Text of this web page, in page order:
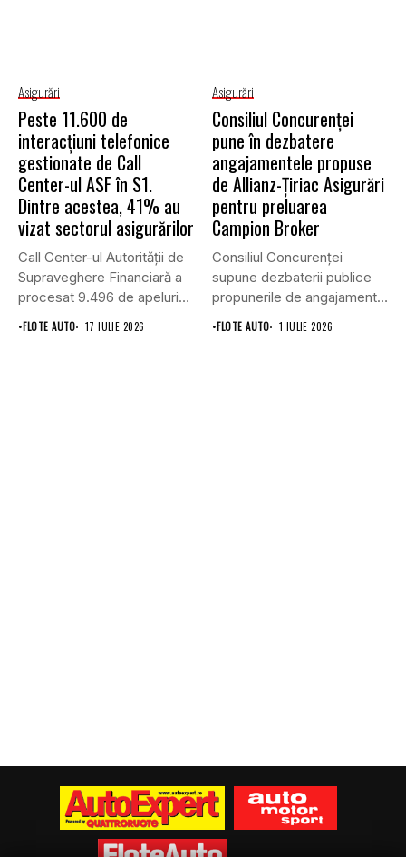
Asigurări
Peste 11.600 de
interacțiuni telefonice
gestionate de Call
Center-ul ASF în S1.
Dintre acestea, 41% au
vizat sectorul asigurărilor
Call Center-ul Autorității de
Supraveghere Financiară a
procesat 9.496 de apeluri
primite...
•FLOTE AUTO 17 IULIE 2026
Asigurări
Consiliul Concurenţei
pune în dezbatere
angajamentele propuse
de Allianz-Ţiriac Asigurări
pentru preluarea
Campion Broker
Consiliul Concurenţei
supune dezbaterii publice
propunerile de angajamente
formulate de Allianz-Ţiriac
•FLOTE AUTO 1 IULIE 2026